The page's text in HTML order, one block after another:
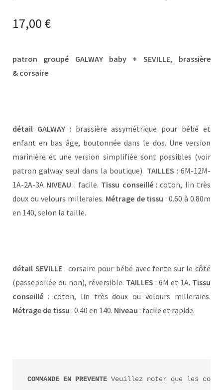
17,00 €
patron groupé GALWAY baby + SEVILLE, brassière
& corsaire
détail GALWAY: brassière assymétrique pour bébé et
enfant en bas âge, boutonnée dans le dos. Une version
marinière et une version simplifiée sont possibles (voir
patron galway seul dans la boutique). TAILLES : 6M-12M-
1A-2A-3A NIVEAU : facile. Tissu conseillé: coton, lin très
doux ou velours milleraies. Métrage de tissu : 0.60 à 0.80m
en 140, selon la taille.
détail SEVILLE: corsaire pour bébé avec fente sur le côté
(passepoilée ou non), réversible. TAILLES : 6M et 1A. Tissu
conseillé : coton, lin très doux ou velours milleraies.
Métrage de tissu : 0.40 en 140. Niveau : facile et rapide.
COMMANDE EN PREVENTE Veuillez noter que les